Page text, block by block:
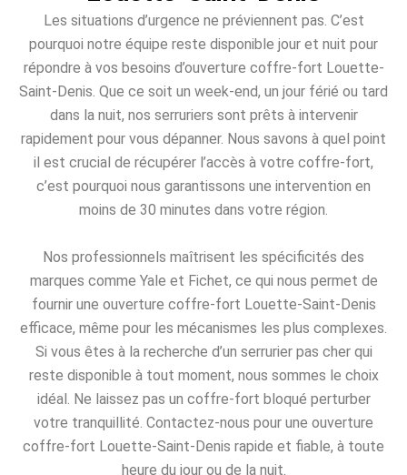
Les situations d’urgence ne préviennent pas. C’est
pourquoi notre équipe reste disponible jour et nuit pour
répondre à vos besoins d’ouverture coffre-fort Louette-
Saint-Denis. Que ce soit un week-end, un jour férié ou tard
dans la nuit, nos serruriers sont prêts à intervenir
rapidement pour vous dépanner. Nous savons à quel point
il est crucial de récupérer l’accès à votre coffre-fort,
c’est pourquoi nous garantissons une intervention en
moins de 30 minutes dans votre région.
Nos professionnels maîtrisent les spécificités des
marques comme Yale et Fichet, ce qui nous permet de
fournir une ouverture coffre-fort Louette-Saint-Denis
efficace, même pour les mécanismes les plus complexes.
Si vous êtes à la recherche d’un serrurier pas cher qui
reste disponible à tout moment, nous sommes le choix
idéal. Ne laissez pas un coffre-fort bloqué perturber
votre tranquillité. Contactez-nous pour une ouverture
coffre-fort Louette-Saint-Denis rapide et fiable, à toute
heure du jour ou de la nuit.